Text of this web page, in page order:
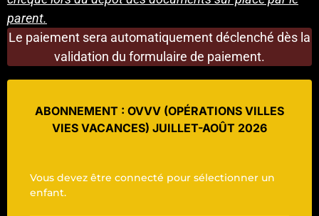
parent.
Le paiement sera automatiquement déclenché dès la
validation du formulaire de paiement.
ABONNEMENT : OVVV (OPÉRATIONS VILLES
VIES VACANCES) JUILLET-AOÛT 2026
Vous devez être connecté pour sélectionner un
enfant.